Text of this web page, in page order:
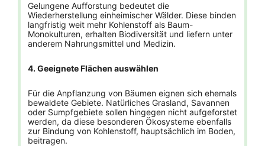
Gelungene Aufforstung bedeutet die
Wiederherstellung einheimischer Wälder. Diese binden
langfristig weit mehr Kohlenstoff als Baum-
Monokulturen, erhalten Biodiversität und liefern unter
anderem Nahrungsmittel und Medizin.
4. Geeignete Flächen auswählen
Für die Anpflanzung von Bäumen eignen sich ehemals
bewaldete Gebiete. Natürliches Grasland, Savannen
oder Sumpfgebiete sollen hingegen nicht aufgeforstet
werden, da diese besonderen Ökosysteme ebenfalls
zur Bindung von Kohlenstoff, hauptsächlich im Boden,
beitragen.